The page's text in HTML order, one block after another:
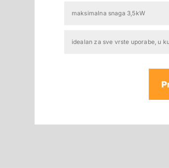
maksimalna snaga 3,5kW
idealan za sve vrste uporabe, u